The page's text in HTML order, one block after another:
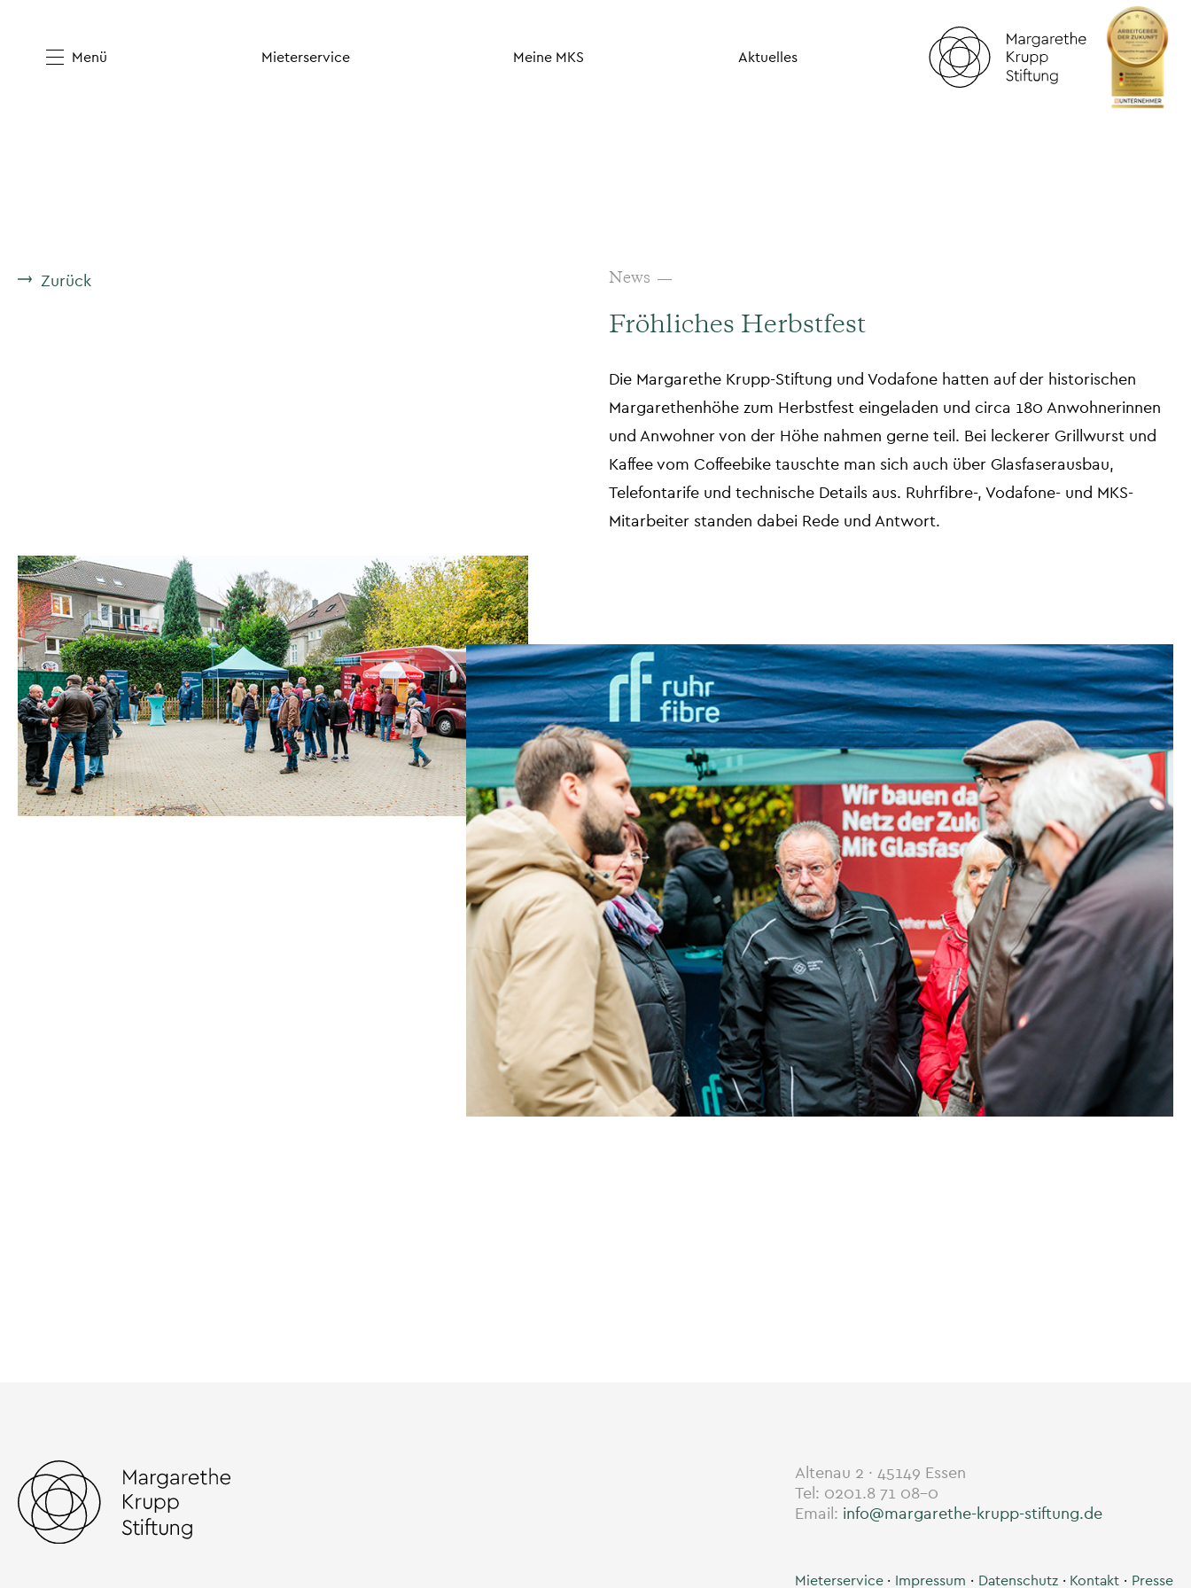
Menü Mieterservice Meine MKS Aktuelles
Zurück News
Fröhliches Herbstfest
Die Margarethe Krupp-Stiftung und Vodafone hatten auf der historischen
Margarethenhöhe zum Herbstfest eingeladen und circa 180 Anwohnerinnen
und Anwohner von der Höhe nahmen gerne teil. Bei leckerer Grillwurst und
Kaffee vom Coffeebike tauschte man sich auch über Glasfaserausbau,
Telefontarife und technische Details aus. Ruhrfibre-, Vodafone- und MKS-
Mitarbeiter standen dabei Rede und Antwort.
Altenau 2 · 45149 Essen
Tel: 0201.8 71 08-0
Email: info@margarethe-krupp-stiftung.de
Mieterservice Impressum Datenschutz Kontakt Presse